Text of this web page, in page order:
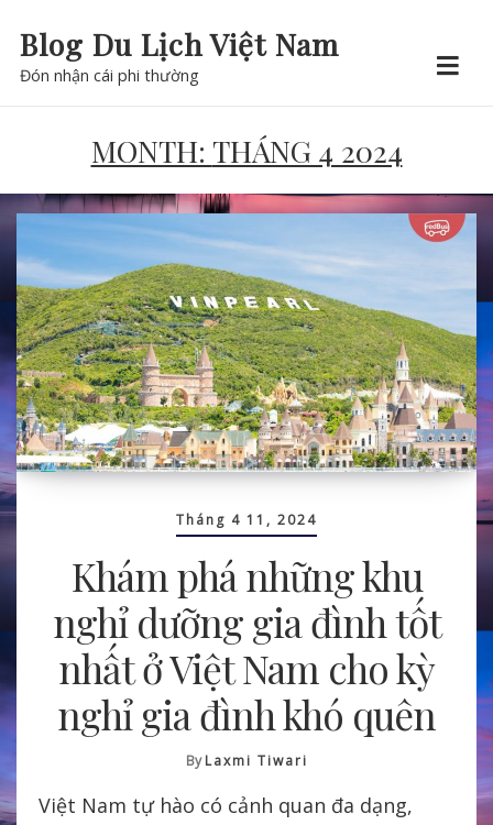
content
Blog Du Lịch Việt Nam
Đón nhận cái phi thường
MONTH: THÁNG 4 2024
Tháng 4 11, 2024
Khám phá những khu
nghỉ dưỡng gia đình tốt
nhất ở Việt Nam cho kỳ
nghỉ gia đình khó quên
ByLaxmi Tiwari
Việt Nam tự hào có cảnh quan đa dạng,